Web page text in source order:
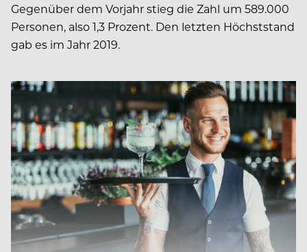
Gegenüber dem Vorjahr stieg die Zahl um 589.000
Personen, also 1,3 Prozent. Den letzten Höchststand
gab es im Jahr 2019.